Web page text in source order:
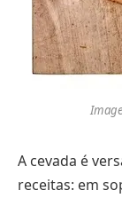
A cevada é
receitas: em